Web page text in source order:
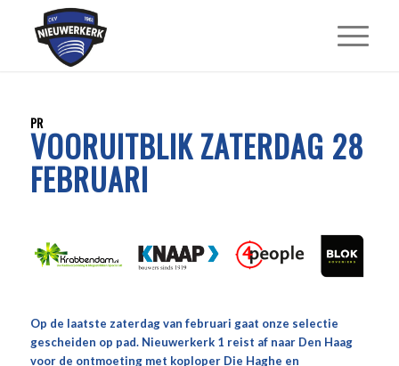
PR
VOORUITBLIK ZATERDAG 28
FEBRUARI
Op de laatste zaterdag van februari gaat onze selectie
gescheiden op pad. Nieuwerkerk 1 reist af naar Den Haag
voor de ontmoeting met koploper Die Haghe en